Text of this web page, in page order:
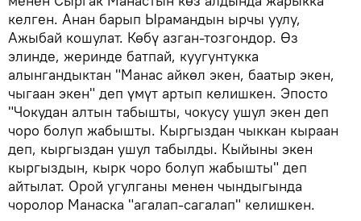
келген. Анан барып Ырамандын ырчы уулу,
Ажыбай кошулат. Көбү азган-тозгондор. Өз
элинде, жеринде батпай, куугунтукка
алынгандыктан "Манас айкөл экен, баатыр экен,
чыгаан экен" деп үмүт артып келишкен. Эпосто
"Чокудан алтын табышты, чокусу ушул экен деп
чоро болуп жабышты. Кыргыздан чыккан кыраан
деп, кыргыздан ушул табылды. Кыйыны экен
кыргыздын, кырк чоро болуп жабышты" деп
айтылат. Орой угулганы менен чындыгында
чоролор Манаска "агалап-сагалап" келишкен.